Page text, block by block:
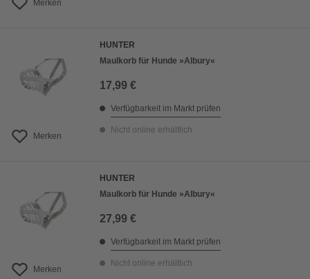
Merken
Merken
HUNTER
Maulkorb für Hunde »Albury«
17,99 €
Verfügbarkeit im Markt prüfen
Nicht online erhältlich
Merken
HUNTER
Maulkorb für Hunde »Albury«
27,99 €
Verfügbarkeit im Markt prüfen
Nicht online erhältlich